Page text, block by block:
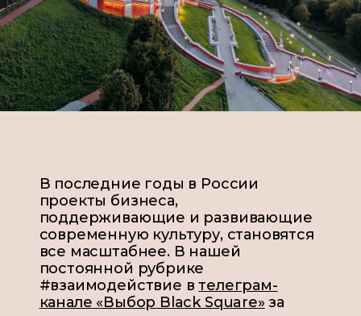
В последние годы в России
проекты бизнеса,
поддерживающие и развивающие
современную культуру, становятся
все масштабнее. В нашей
постоянной рубрике
#взаимодействие втелеграм-
канале «Выбор Black Square» за